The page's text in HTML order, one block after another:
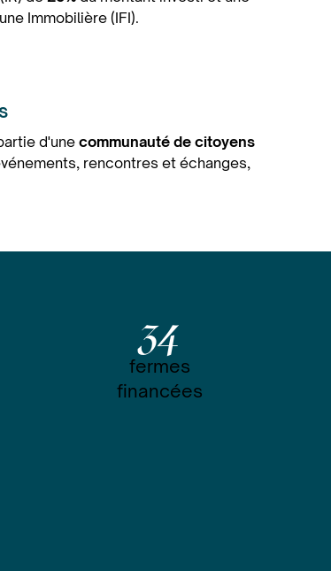
Immobilière (IFI).
d'une communauté de citoyens
rencontres et échanges,
34
fermes
financées